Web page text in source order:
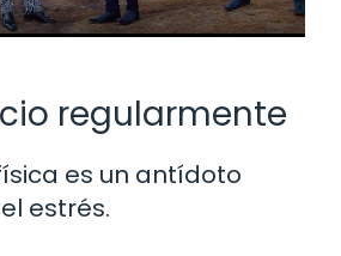
regularmente
es un antídoto
estrés.